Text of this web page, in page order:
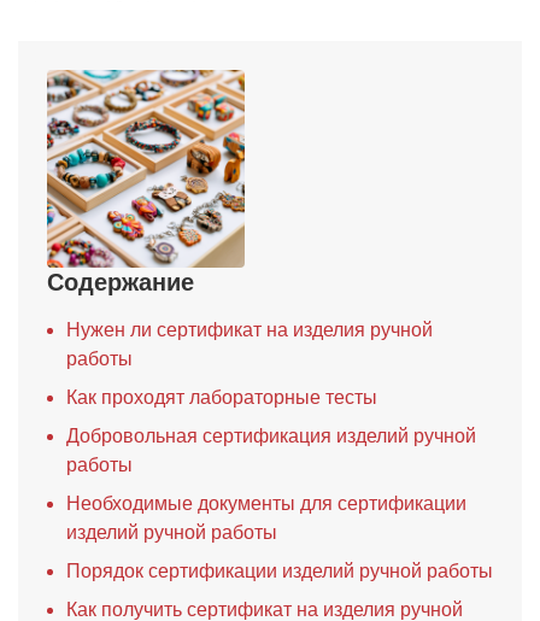
Содержание
Нужен ли сертификат на изделия ручной
работы
Как проходят лабораторные тесты
Добровольная сертификация изделий ручной
работы
Необходимые документы для сертификации
изделий ручной работы
Порядок сертификации изделий ручной работы
Как получить сертификат на изделия ручной